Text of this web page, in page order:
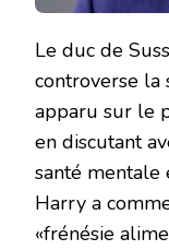
Le duc de
controverse la
apparu sur le
en discutant
santé mentale
Harry a
«frénésie